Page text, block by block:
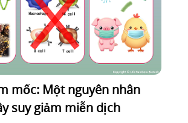
mốc: Một nguyên nhân
suy giảm miễn dịch